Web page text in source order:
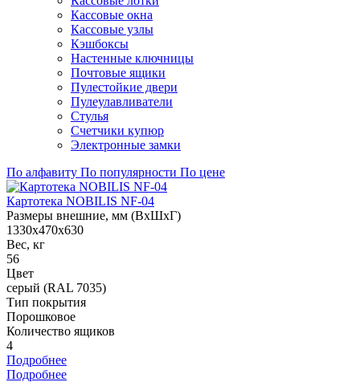
Кассовые окна
Кассовые узлы
Кэшбоксы
Настенные ключницы
Почтовые ящики
Пулестойкие двери
Пулеулавливатели
Стулья
Счетчики купюр
Электронные замки
По алфавиту По популярности По цене
Картотека NOBILIS NF-04
Размеры внешние, мм (ВхШхГ)
1330x470x630
Вес, кг
56
Цвет
серый (RAL 7035)
Тип покрытия
Порошковое
Количество ящиков
4
Подробнее
Подробнее